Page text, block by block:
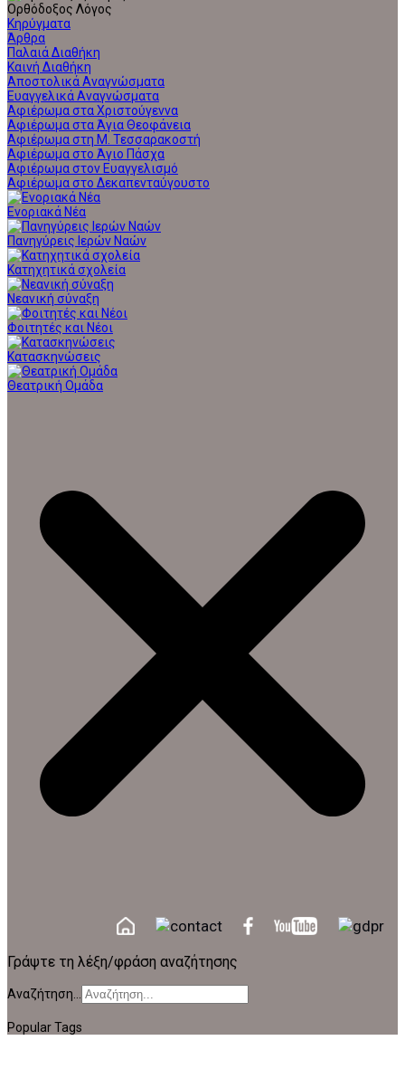
Ορθόδοξος Λόγος
Κηρύγματα
Άρθρα
Παλαιά Διαθήκη
Καινή Διαθήκη
Αποστολικά Αναγνώσματα
Ευαγγελικά Αναγνώσματα
Αφιέρωμα στα Χριστούγεννα
Αφιέρωμα στα Άγια Θεοφάνεια
Αφιέρωμα στη Μ. Τεσσαρακοστή
Αφιέρωμα στο Άγιο Πάσχα
Αφιέρωμα στον Ευαγγελισμό
Αφιέρωμα στο Δεκαπενταύγουστο
Ενοριακά Νέα
Πανηγύρεις Ιερών Ναών
Κατηχητικά σχολεία
Νεανική σύναξη
Φοιτητές και Νέοι
Κατασκηνώσεις
Θεατρική Ομάδα
Γράψτε τη λέξη/φράση αναζήτησης
Αναζήτηση...
Popular Tags